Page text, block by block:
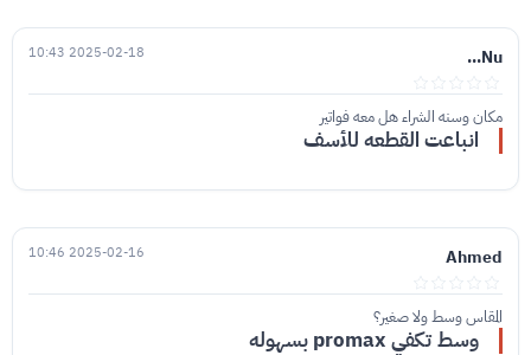
Nu...
2025-02-18 10:43
مكان وسنه الشراء هل معه فواتير
انباعت القطعه للأسف
Ahmed
2025-02-16 10:46
المقاس وسط ولا صغير؟
وسط تكفي promax بسهوله